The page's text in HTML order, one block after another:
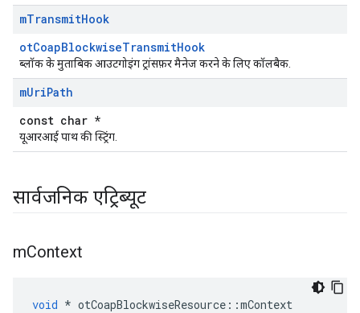
mTransmitHook
otCoapBlockwiseTransmitHook
ब्लॉक के मुताबिक आउटगोइंग ट्रांसफ़र मैनेज करने के लिए कॉलबैक.
mUriPath
const char *
यूआरआई पाथ की स्ट्रिंग.
सार्वजनिक एट्रिब्यूट
mContext
void * otCoapBlockwiseResource ::mContext